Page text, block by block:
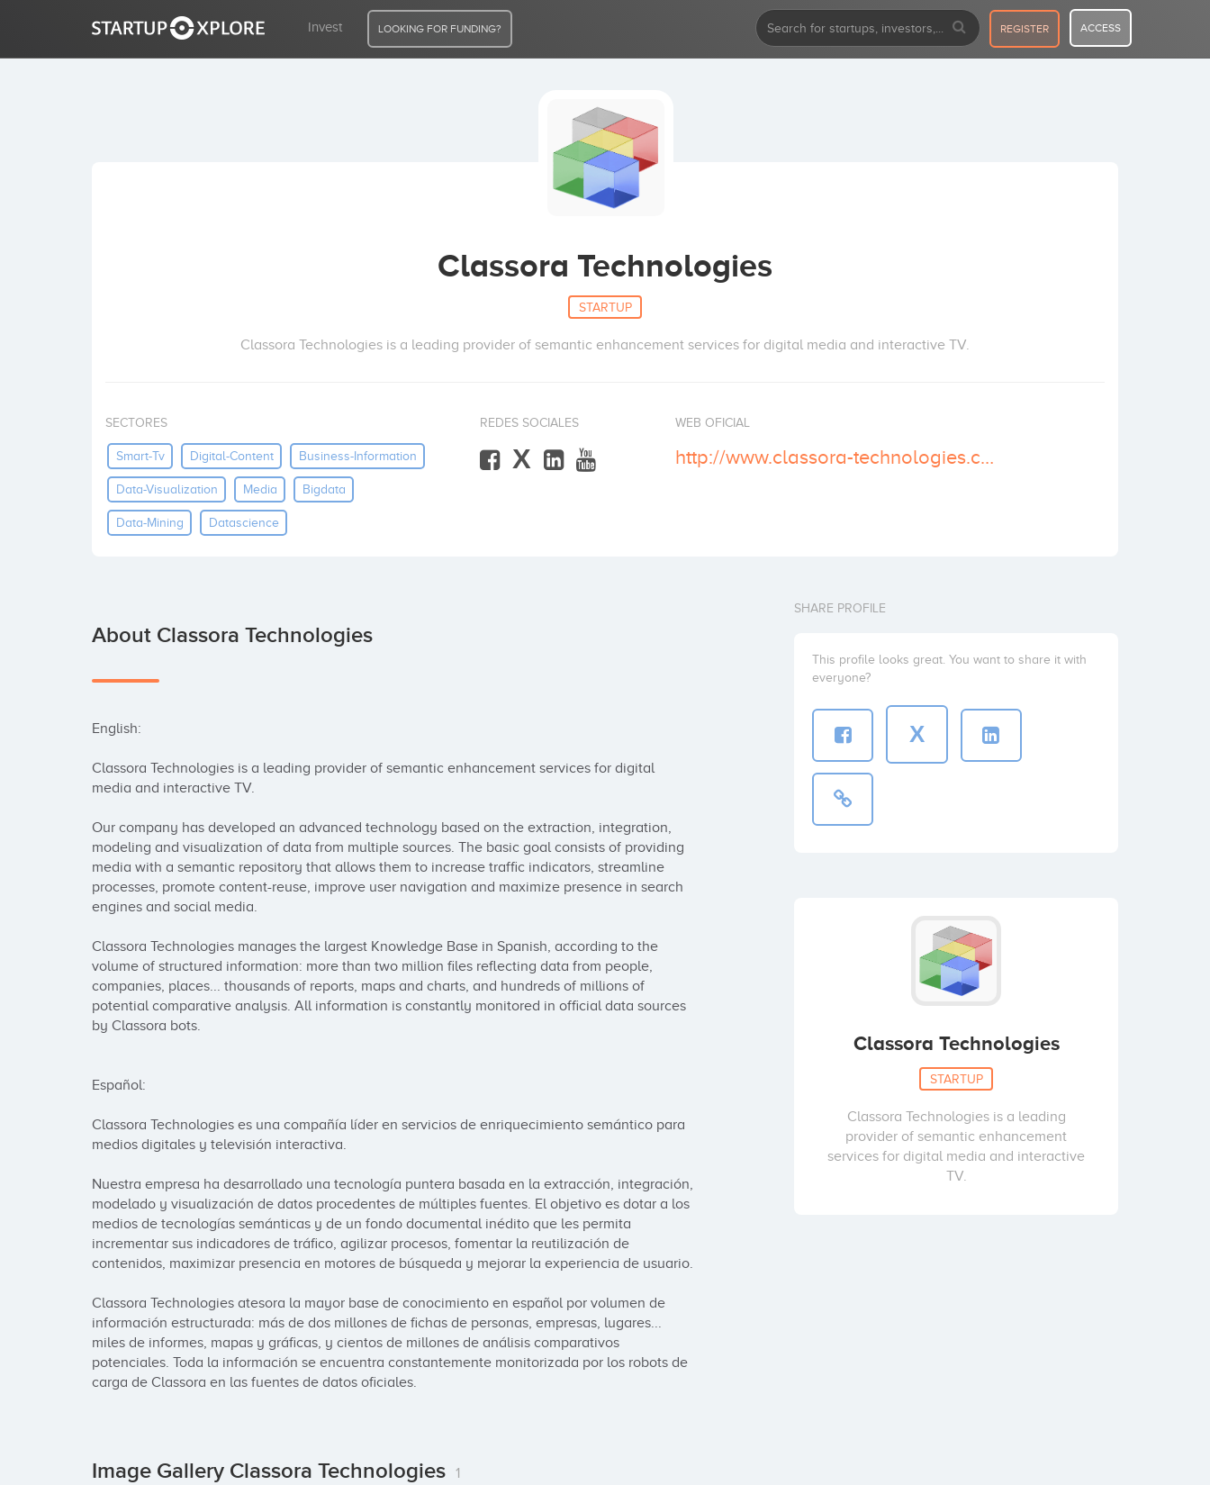
Invest LOOKING FOR FUNDING? REGISTER ACCESS
Classora Technologies
STARTUP
Classora Technologies is a leading provider of semantic enhancement services for digital media and interactive TV.
SECTORES
Smart-Tv Digital-Content Business-Information
Data-Visualization Media Bigdata
Data-Mining Datascience
REDES SOCIALES
X
WEB OFICIAL
http://www.classora-technologies.com
About Classora Technologies
English:
Classora Technologies is a leading provider of semantic enhancement services for digital
media and interactive TV.
Our company has developed an advanced technology based on the extraction, integration,
modeling and visualization of data from multiple sources. The basic goal consists of providing
media with a semantic repository that allows them to increase traffic indicators, streamline
processes, promote content-reuse, improve user navigation and maximize presence in search
engines and social media.
Classora Technologies manages the largest Knowledge Base in Spanish, according to the
volume of structured information: more than two million files reflecting data from people,
companies, places... thousands of reports, maps and charts, and hundreds of millions of
potential comparative analysis. All information is constantly monitored in official data sources
by Classora bots.
Español:
Classora Technologies es una compañía líder en servicios de enriquecimiento semántico para
medios digitales y televisión interactiva.
Nuestra empresa ha desarrollado una tecnología puntera basada en la extracción, integración,
modelado y visualización de datos procedentes de múltiples fuentes. El objetivo es dotar a los
medios de tecnologías semánticas y de un fondo documental inédito que les permita
incrementar sus indicadores de tráfico, agilizar procesos, fomentar la reutilización de
contenidos, maximizar presencia en motores de búsqueda y mejorar la experiencia de usuario.
Classora Technologies atesora la mayor base de conocimiento en español por volumen de
información estructurada: más de dos millones de fichas de personas, empresas, lugares...
miles de informes, mapas y gráficas, y cientos de millones de análisis comparativos
potenciales. Toda la información se encuentra constantemente monitorizada por los robots de
carga de Classora en las fuentes de datos oficiales.
Image Gallery Classora Technologies 1
SHARE PROFILE
This profile looks great. You want to share it with
everyone?
X
Classora Technologies
STARTUP
Classora Technologies is a leading
provider of semantic enhancement
services for digital media and interactive
TV.